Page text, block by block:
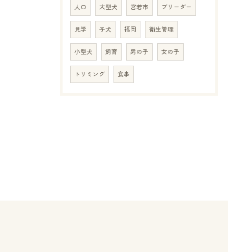
人口 大型犬 宮若市 ブリーダー
見学 子犬 福岡 衛生管理
小型犬 飼育 男の子 女の子
トリミング 食事